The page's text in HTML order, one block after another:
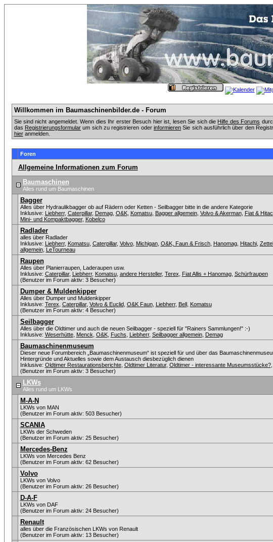
Willkommen im Baumaschinenbilder.de - Forum
Sie sind nicht angemeldet. Wenn dies Ihr erster Besuch hier ist, lesen Sie sich die Hilfe des Forums
das Registrierungsformularum sich zu registrieren oder informierenSie sich ausführlich über den
hieranmelden.
Foren
Allgemeine Informationen zum Forum
Baumaschinen
Alles rund um Baumaschinen
Bagger
Alles über Hydraulikbagger ob auf Rädern oder Ketten - Seilbagger bitte in die andere Kategorie
Inklusive: Liebherr, Caterpillar, Demag, O&K, Komatsu, Bagger allgemein, Volvo & Akerman, Fiat &
Mini- und Kompaktbagger, Kobelco
Radlader
alles über Radlader
Inklusive: Liebherr, Komatsu, Caterpillar, Volvo, Michigan, O&K, Faun & Frisch, Hanomag, Hitachi,
allgemein, LeTourneau
Raupen
Alles über Planierraupen, Laderaupen usw.
Inklusive: Caterpillar, Liebherr, Komatsu, andere Hersteller, Terex Fiat Allis + Hanomag, Schürfraupen
(Benutzer im Forum aktiv: 3 Besucher)
Dumper & Muldenkipper
Alles über Dumper und Muldenkipper
Inklusive: Terex Caterpillar, Volvo & Euclid, O&K Faun, Liebherr, Bell, Komatsu
(Benutzer im Forum aktiv: 4 Besucher)
Seilbagger
Alles über die Oldtimer und auch die neuen Seilbagger - speziell für "Rainers Sammlungen!" :-)
Inklusive: Weserhütte, Menck O&K, Fuchs Liebherr, Seilbagger allgemein, Demag
Baumaschinenmuseum
Dieser neue Forumbereich „Baumaschinenmuseum“ ist speziell für und über das
Hintergründe und Aktuelles sowie dem Austausch diesbezüglich dienen
Inklusive: Oldtimer Restaurationsberichte, Oldtimer Literatur, Oldtimer - interessante Museumsstücke?,
(Benutzer im Forum aktiv: 3 Besucher)
LKWs
Alles rund um LKWs
M-A-N
LKWs von MAN
(Benutzer im Forum aktiv: 503 Besucher)
SCANIA
LKWs der Schweden
(Benutzer im Forum aktiv: 25 Besucher)
Mercedes-Benz
LKWs von Mercedes Benz
(Benutzer im Forum aktiv: 62 Besucher)
Volvo
LKWs von Volvo
(Benutzer im Forum aktiv: 26 Besucher)
D-A-F
LKWs von DAF
(Benutzer im Forum aktiv: 24 Besucher)
Renault
alles über die Französischen LKWs von Renault
(Benutzer im Forum aktiv: 13 Besucher)